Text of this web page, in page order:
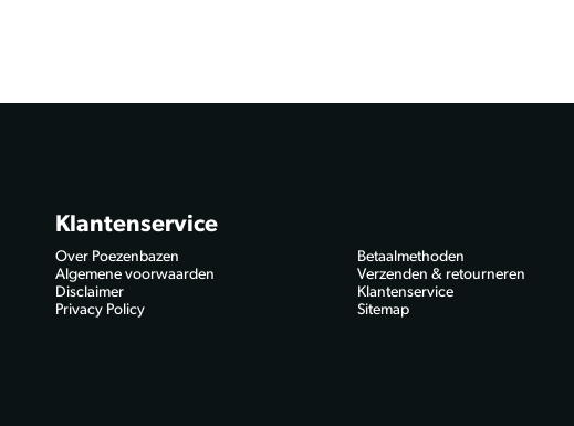
Klantenservice
Over Poezenbazen
Algemene voorwaarden
Disclaimer
Privacy Policy
Betaalmethoden
Verzenden & retourneren
Klantenservice
Sitemap